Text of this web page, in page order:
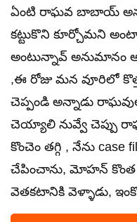
ఏంటి రాఘవ బాబాయ్
కట్టుకొని కూర్చోమని
అంటున్నావ్ అనుమానం
,ఈ రోజు మన వూరిలో
చెప్పండి అన్నాడు
చెయ్యాలి నువ్వే చెప్పు
కొంచెం తగ్గి , నేను
చేపించాను, మోహన్ కొంత
వెతకటానికి వెళ్ళాడు,